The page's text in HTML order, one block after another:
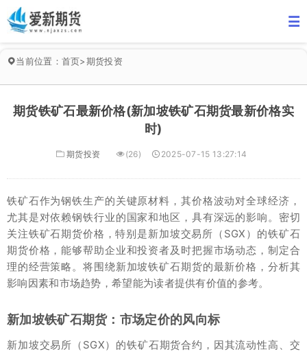
当前位置： 首页>期货投资
期货铁矿石最新价格(新加坡铁矿石期货最新价格实
时)
期货投资 (26) 2025-07-15 13:27:14
铁矿石作为钢铁生产的关键原材料，其价格波动对全球经济，
尤其是对依赖钢铁行业的国家和地区，具有深远的影响。密切
关注铁矿石期货价格，特别是新加坡交易所（SGX）的铁矿石
期货价格，能够帮助企业和投资者及时把握市场动态，制定合
理的经营策略。将围绕新加坡铁矿石期货的最新价格，分析其
影响因素和市场趋势，希望能为读者提供有价值的参考。
新加坡铁矿石期货：市场定价的风向标
新加坡交易所（SGX）的铁矿石期货合约，因其流动性高、交